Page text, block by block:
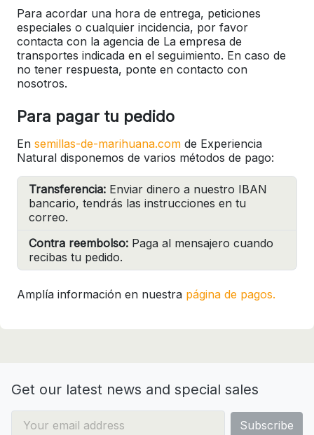
Para acordar una hora de entrega, peticiones
especiales o cualquier incidencia, por favor
contacta con la agencia de La empresa de
transportes indicada en el seguimiento. En caso de
no tener respuesta, ponte en contacto con
nosotros.
Para pagar tu pedido
En semillas-de-marihuana.com de Experiencia
Natural disponemos de varios métodos de pago:
Transferencia: Enviar dinero a nuestro IBAN
bancario, tendrás las instrucciones en tu
correo.
Contra reembolso: Paga al mensajero cuando
recibas tu pedido.
Amplía información en nuestra página de pagos.
Get our latest news and special sales